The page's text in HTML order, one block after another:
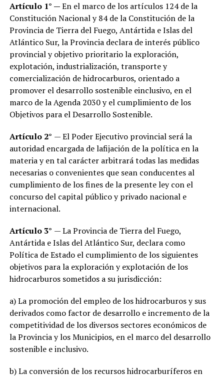
Artículo 1° —En el marco de los artículos 124 de la
Constitución Nacional y 84 de la Constitución de la
Provincia de Tierra del Fuego, Antártida e Islas del
Atlántico Sur, la Provincia declara de interés público
provincial y objetivo prioritario la exploración,
explotación, industrialización, transporte y
comercialización de hidrocarburos, orientado a
promover el desarrollo sostenible einclusivo, en el
marco de la Agenda 2030 y el cumplimiento de los
Objetivos para el Desarrollo Sostenible.
Artículo 2° — El Poder Ejecutivo provincial será la
autoridad encargada de lafijación de la política en la
materia y en tal carácter arbitrará todas las medidas
necesarias o convenientes que sean conducentes al
cumplimiento de los fines de la presente ley con el
concurso del capital público y privado nacional e
internacional.
Artículo 3° — La Provincia de Tierra del Fuego,
Antártida e Islas del Atlántico Sur, declara como
Política de Estado el cumplimiento de los siguientes
objetivos para la exploración y explotación de los
hidrocarburos sometidos a su jurisdicción:
a) La promoción del empleo de los hidrocarburos y sus
derivados como factor de desarrollo e incremento de la
competitividad de los diversos sectores económicos de
la Provincia y los Municipios, en el marco del desarrollo
sostenible e inclusivo.
b) La conversión de los recursos hidrocarburíferos en